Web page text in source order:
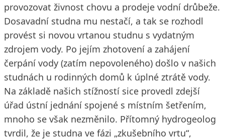
provozovat živnost chovu a prodeje vodní drůbeže.
Dosavadní studna mu nestačí, a tak se rozhodl
provést si novou vrtanou studnu s vydatným
zdrojem vody. Po jejím zhotovení a zahájení
čerpání vody (zatím nepovoleného) došlo v našich
studnách u rodinných domů k úplné ztrátě vody.
Na základě našich stížností sice provedl zdejší
úřad ústní jednání spojené s místním šetřením,
mnoho se však nezměnilo. Přítomný hydrogeolog
tvrdil, že je studna ve fázi „zkušebního vrtu“,